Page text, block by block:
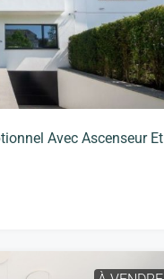
Avec Ascenseur Et